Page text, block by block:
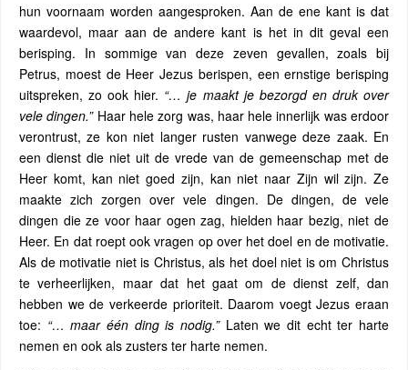
hun voornaam worden aangesproken. Aan de ene kant is dat
waardevol, maar aan de andere kant is het in dit geval een
berisping. In sommige van deze zeven gevallen, zoals bij
Petrus, moest de Heer Jezus berispen, een ernstige berisping
uitspreken, zo ook hier. “… je maakt je bezorgd en druk over
vele dingen.”Haar hele zorg was, haar hele innerlijk was erdoor
verontrust, ze kon niet langer rusten vanwege deze zaak. En
een dienst die niet uit de vrede van de gemeenschap met de
Heer komt, kan niet goed zijn, kan niet naar Zijn wil zijn. Ze
maakte zich zorgen over vele dingen. De dingen, de vele
dingen die ze voor haar ogen zag, hielden haar bezig, niet de
Heer. En dat roept ook vragen op over het doel en de motivatie.
Als de motivatie niet is Christus, als het doel niet is om Christus
te verheerlijken, maar dat het gaat om de dienst zelf, dan
hebben we de verkeerde prioriteit. Daarom voegt Jezus eraan
toe: “… maar één ding is nodig.”Laten we dit echt ter harte
nemen en ook als zusters ter harte nemen.